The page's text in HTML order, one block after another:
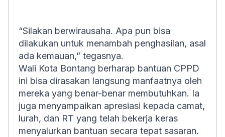
“Silakan berwirausaha. Apa pun bisa
dilakukan untuk menambah penghasilan, asal
ada kemauan,” tegasnya.
Wali Kota Bontang berharap bantuan CPPD
ini bisa dirasakan langsung manfaatnya oleh
mereka yang benar-benar membutuhkan. Ia
juga menyampaikan apresiasi kepada camat,
lurah, dan RT yang telah bekerja keras
menyalurkan bantuan secara tepat sasaran.